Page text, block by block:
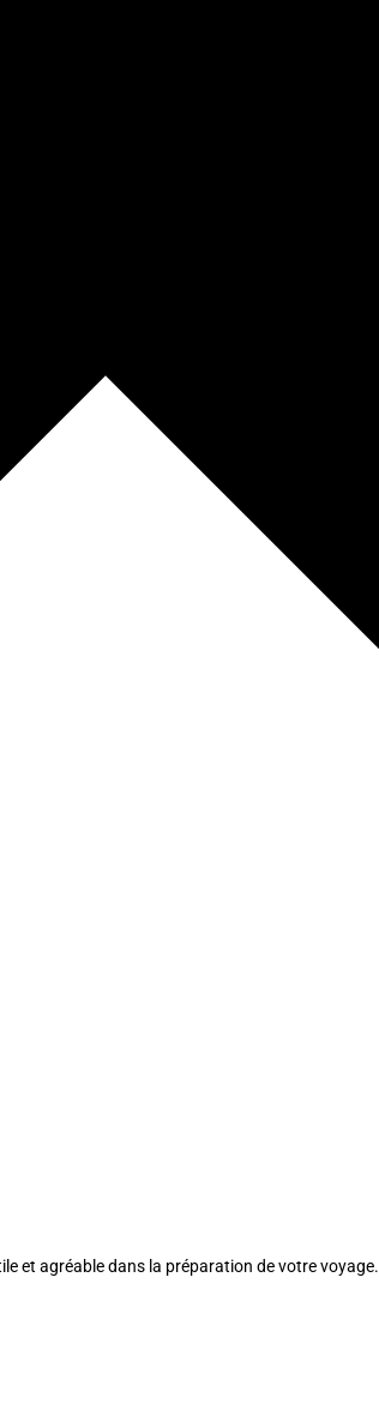
et agréable dans la préparation de votre voyage.